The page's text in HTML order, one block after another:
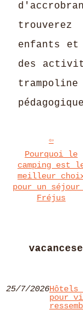
trouverez
enfants et
des
Pourquoi le
camping est
meilleur
pour un séjour
Fréjus
25/7/2026Hôtels
pour